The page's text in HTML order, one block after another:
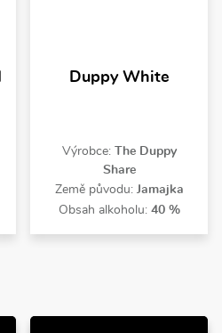
Duppy White
Výrobce: The Duppy
Share
Země původu: Jamajka
Obsah alkoholu: 40 %